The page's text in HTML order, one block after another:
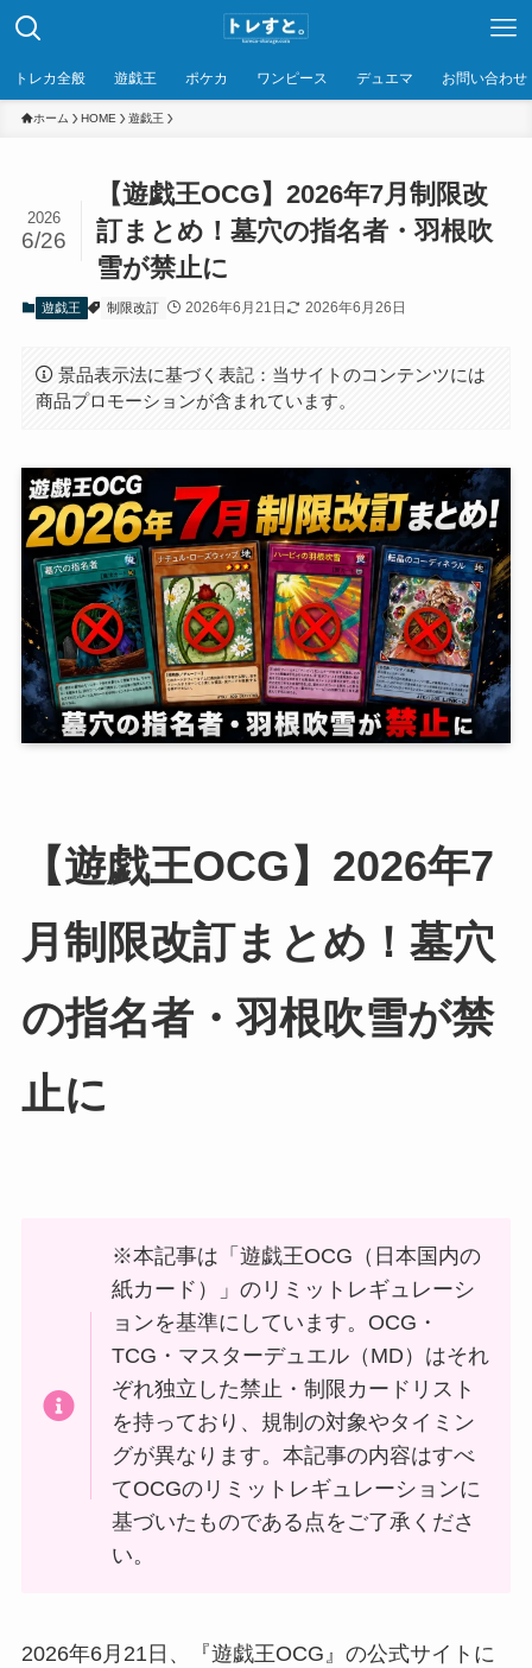
トレカ全般 遊戯王 ポケカ ワンピース デュエマ お問い合わせ
ホーム HOME 遊戯王
【遊戯王OCG】2026年7月制限改
訂まとめ！墓穴の指名者・羽根吹
雪が禁止に
2026
6/26
遊戯王 制限改訂 2026年6月21日 2026年6月26日
景品表示法に基づく表記：当サイトのコンテンツには
商品プロモーションが含まれています。
【遊戯王OCG】2026年7
月制限改訂まとめ！墓穴
の指名者・羽根吹雪が禁
止に
※本記事は「遊戯王OCG（日本国内の
紙カード）」のリミットレギュレーシ
ョンを基準にしています。OCG・
TCG・マスターデュエル（MD）はそれ
ぞれ独立した禁止・制限カードリスト
を持っており、規制の対象やタイミン
グが異なります。本記事の内容はすべ
てOCGのリミットレギュレーションに
基づいたものである点をご了承くださ
い。
2026年6月21日、『遊戯王OCG』の公式サイトに